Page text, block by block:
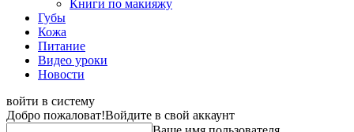
Книги по макияжу
Губы
Кожа
Питание
Видео уроки
Новости
войти в систему
Добро пожаловат!Войдите в свой аккаунт